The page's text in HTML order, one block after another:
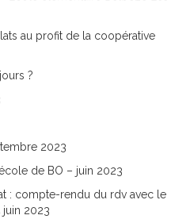
au profit de la coopérative
?
2023
de BO – juin 2023
: compte-rendu du rdv avec le
juin 2023